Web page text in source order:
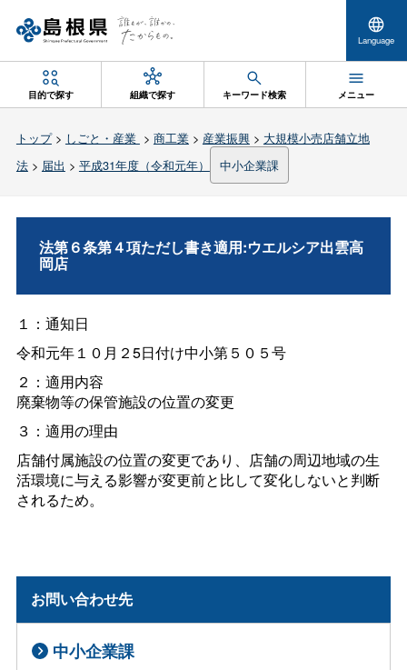
Language
目的で探す 組織で探す キーワード検索 メニュー
トップ> しごと・産業 > 商工業> 産業振興> 大規模小売店舗立地
法> 届出 > 平成31年度（令和元年） 中小企業課
法第６条第４項ただし書き適用:ウエルシア出雲高
岡店
１：通知日
令和元年１０月２5日付け中小第５０５号
２：適用内容
廃棄物等の保管施設の位置の変更
３：適用の理由
店舗付属施設の位置の変更であり、店舗の周辺地域の生
活環境に与える影響が変更前と比して変化しないと判断
されるため。
お問い合わせ先
中小企業課